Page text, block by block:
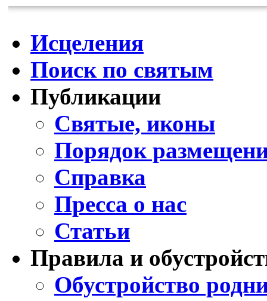
Исцеления
Поиск по святым
Публикации
Святые, иконы
Порядок
Справка
Пресса о нас
Статьи
Правила и
Обустройство